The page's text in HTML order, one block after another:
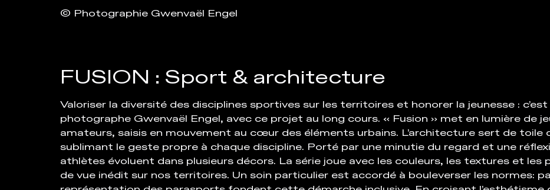
© Photographie Gwenvaël Engel
FUSION : Sport & architecture
Valoriser la diversité des disciplines sportives sur les territoires et honorer la jeunesse : c’est
photographe Gwenvaël Engel, avec ce projet au long cours. « Fusion » met en lumière de
amateurs, saisis en mouvement au cœur des éléments urbains. L’architecture sert de
sublimant le geste propre à chaque discipline. Porté par une minutie du regard et une
athlètes évoluent dans plusieurs décors. La série joue avec les couleurs, les textures et
de vue inédit sur nos territoires. Un soin particulier est accordé à bouleverser les normes: